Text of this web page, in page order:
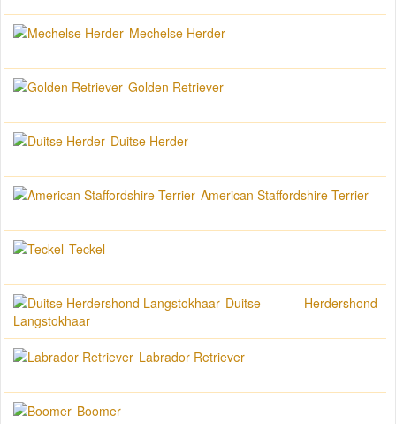
Mechelse Herder
Golden Retriever
Duitse Herder
American Staffordshire Terrier
Teckel
Duitse Herdershond
Langstokhaar
Labrador Retriever
Boomer